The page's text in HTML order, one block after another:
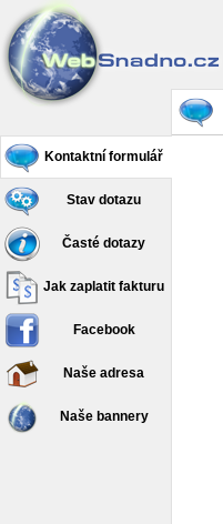
Kontaktní formulář
Stav dotazu
Časté dotazy
Jak zaplatit fakturu
Facebook
Naše adresa
Naše bannery